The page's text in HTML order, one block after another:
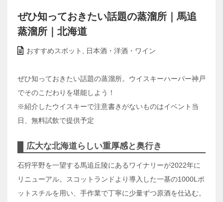
ぜひ知っておきたい話題の蒸溜所｜馬追
蒸溜所｜北海道
おすすめスポット 日本酒・洋酒・ワイン
ぜひ知っておきたい話題の蒸溜所。ウイスキーハーバー神戸
でそのこだわりを堪能しよう！
※紹介したウイスキーで注意書きがないものはイベント当
日、無料試飲で提供予定
広大な北海道らしい重厚感と奥行き
石狩平野を一望する馬追丘陵にあるワイナリーが2022年に
リニューアル。スコットランドより導入した一基の1000Lポ
ットスチルを用い、手作業で丁寧に少量ずつ原酒を仕込む。